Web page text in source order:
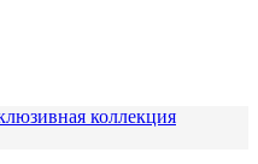
коллекция